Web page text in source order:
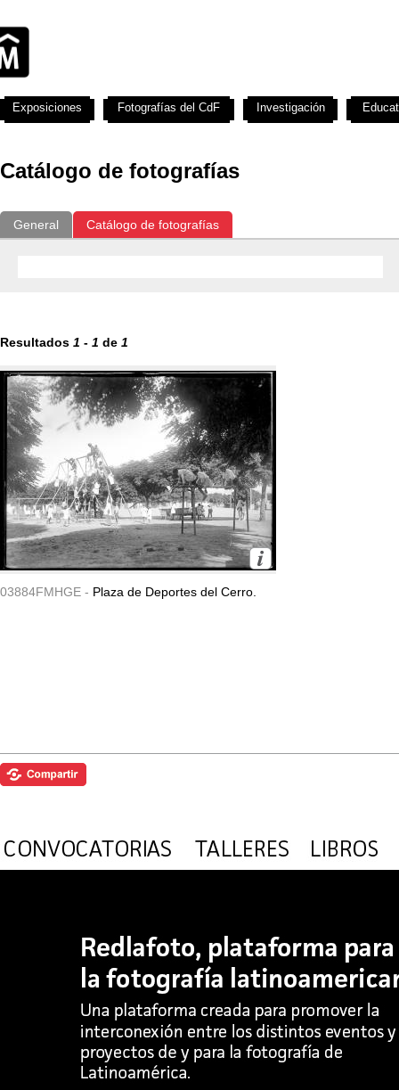
Catálogo de fotografías
General Catálogo de fotografías
Resultados 1 - 1 de 1
03884FMHGE - Plaza de Deportes del Cerro.
Exposiciones Fotografías del CdF Investigación